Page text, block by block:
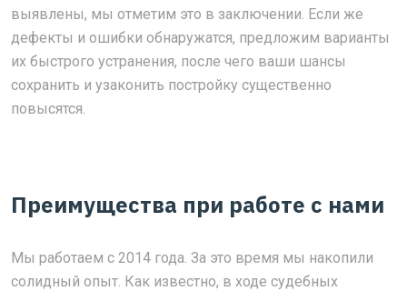
выявлены, мы отметим это в заключении. Если же
дефекты и ошибки обнаружатся, предложим варианты
их быстрого устранения, после чего ваши шансы
сохранить и узаконить постройку существенно
повысятся.
Преимущества при работе с нами
Мы работаем с 2014 года. За это время мы накопили
солидный опыт. Как известно, в ходе судебных